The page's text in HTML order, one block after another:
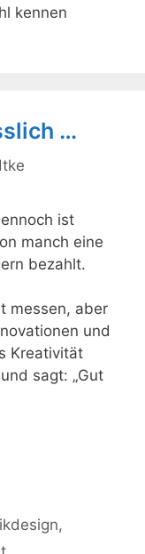
kennen
…
ist
manch eine
bezahlt.
messen, aber
und
Kreativität
sagt: „Gut
,